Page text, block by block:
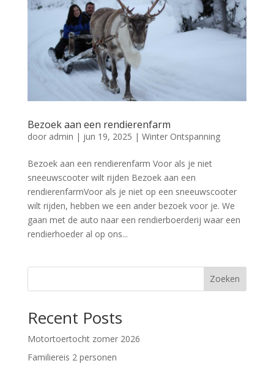
Bezoek aan een rendierenfarm
door admin | jun 19, 2025 | Winter Ontspanning
Bezoek aan een rendierenfarm Voor als je niet
sneeuwscooter wilt rijden Bezoek aan een
rendierenfarmVoor als je niet op een sneeuwscooter
wilt rijden, hebben we een ander bezoek voor je. We
gaan met de auto naar een rendierboerderij waar een
rendierhoeder al op ons...
Zoeken
Recent Posts
Motortoertocht zomer 2026
Familiereis 2 personen